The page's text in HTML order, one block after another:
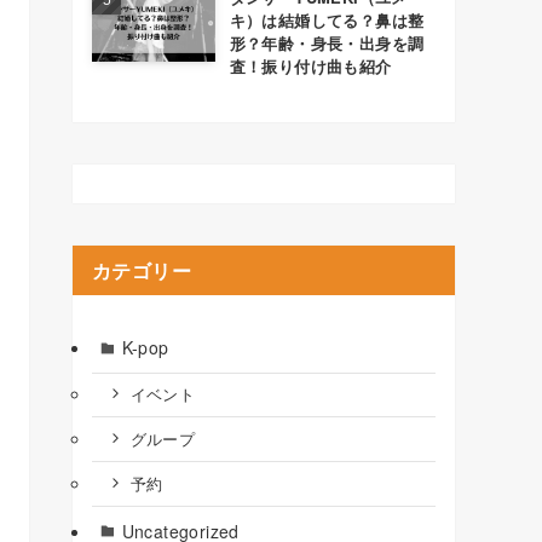
キ）は結婚してる？鼻は整
形？年齢・身長・出身を調
査！振り付け曲も紹介
カテゴリー
K-pop
イベント
グループ
予約
Uncategorized